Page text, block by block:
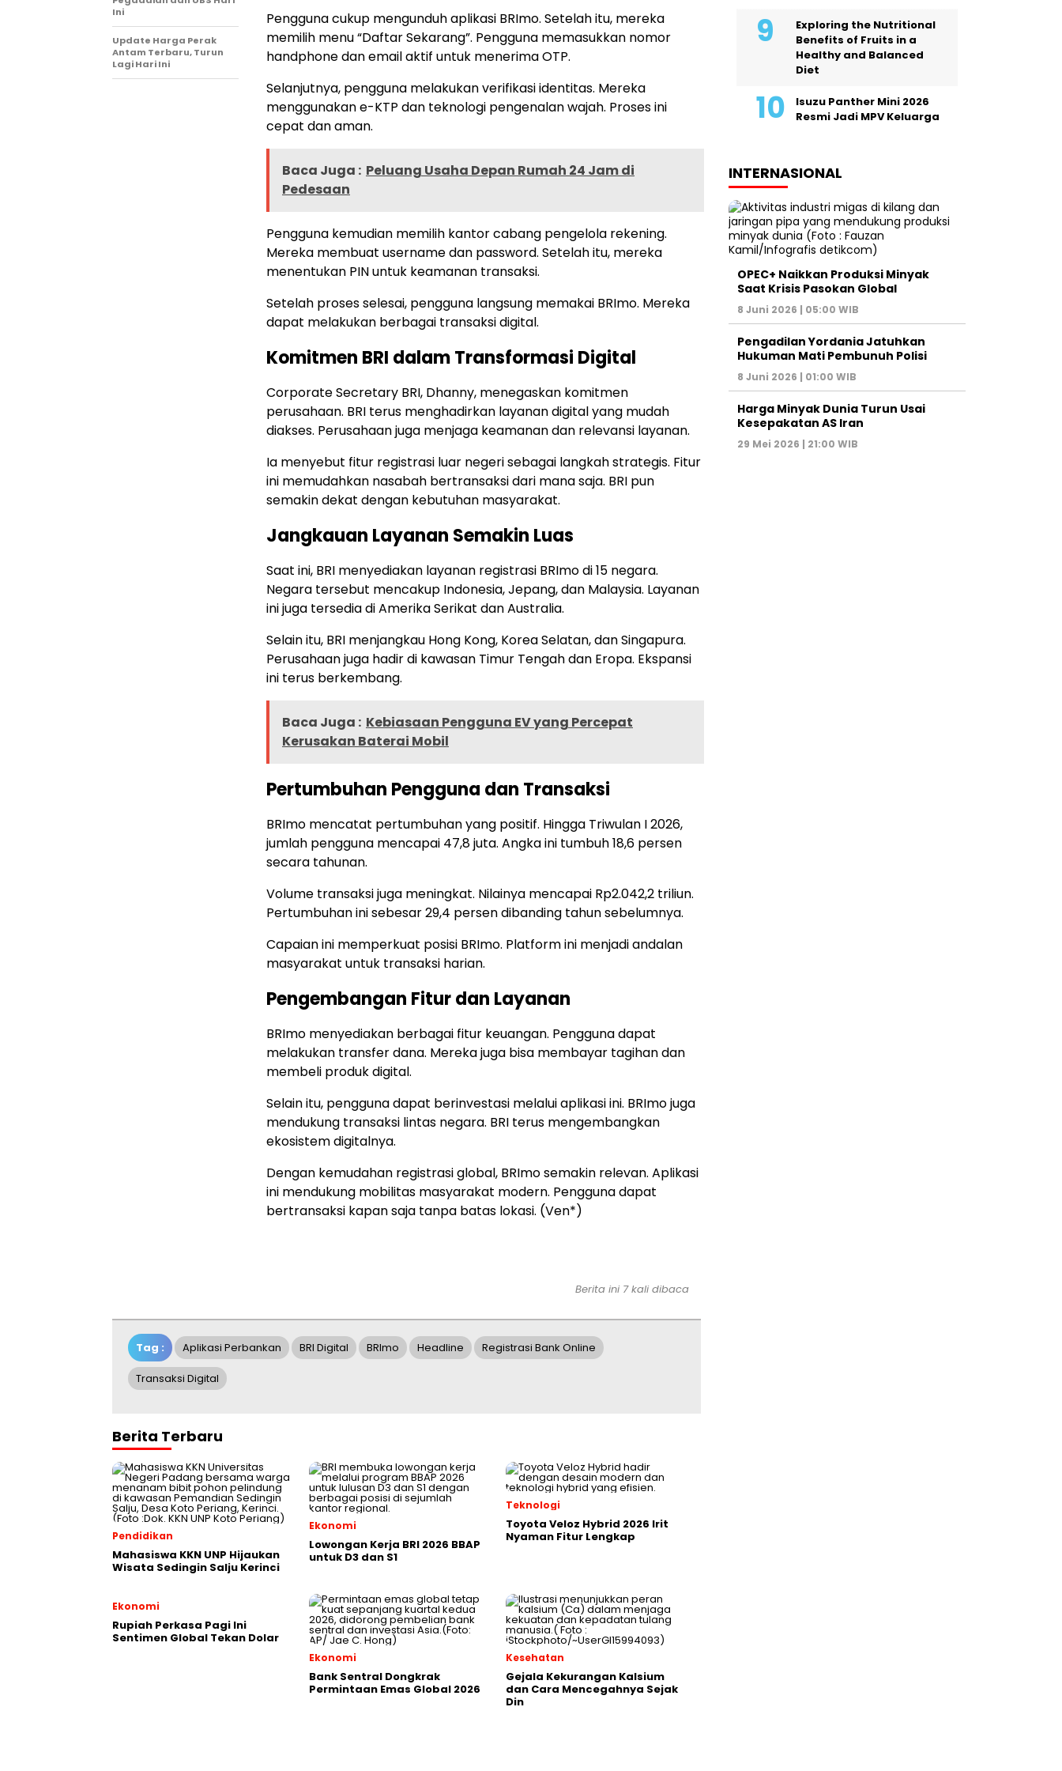
Pengguna cukup mengunduh aplikasi BRImo. Setelah itu, mereka
memilih menu “Daftar Sekarang”. Pengguna memasukkan nomor
handphone dan email aktif untuk menerima OTP.
Selanjutnya, pengguna melakukan verifikasi identitas. Mereka
menggunakan e-KTP dan teknologi pengenalan wajah. Proses ini
cepat dan aman.
Baca Juga : Peluang Usaha Depan Rumah 24 Jam di
Pedesaan
Pengguna kemudian memilih kantor cabang pengelola rekening.
Mereka membuat username dan password. Setelah itu, mereka
menentukan PIN untuk keamanan transaksi.
Setelah proses selesai, pengguna langsung memakai BRImo. Mereka
dapat melakukan berbagai transaksi digital.
Komitmen BRI dalam Transformasi Digital
Corporate Secretary BRI, Dhanny, menegaskan komitmen
perusahaan. BRI terus menghadirkan layanan digital yang mudah
diakses. Perusahaan juga menjaga keamanan dan relevansi layanan.
Ia menyebut fitur registrasi luar negeri sebagai langkah strategis. Fitur
ini memudahkan nasabah bertransaksi dari mana saja. BRI pun
semakin dekat dengan kebutuhan masyarakat.
Jangkauan Layanan Semakin Luas
Saat ini, BRI menyediakan layanan registrasi BRImo di 15 negara.
Negara tersebut mencakup Indonesia, Jepang, dan Malaysia. Layanan
ini juga tersedia di Amerika Serikat dan Australia.
Selain itu, BRI menjangkau Hong Kong, Korea Selatan, dan Singapura.
Perusahaan juga hadir di kawasan Timur Tengah dan Eropa. Ekspansi
ini terus berkembang.
Baca Juga : Kebiasaan Pengguna EV yang Percepat
Kerusakan Baterai Mobil
Pertumbuhan Pengguna dan Transaksi
BRImo mencatat pertumbuhan yang positif. Hingga Triwulan I 2026,
jumlah pengguna mencapai 47,8 juta. Angka ini tumbuh 18,6 persen
secara tahunan.
Volume transaksi juga meningkat. Nilainya mencapai Rp2.042,2 triliun.
Pertumbuhan ini sebesar 29,4 persen dibanding tahun sebelumnya.
Capaian ini memperkuat posisi BRImo. Platform ini menjadi andalan
masyarakat untuk transaksi harian.
Pengembangan Fitur dan Layanan
BRImo menyediakan berbagai fitur keuangan. Pengguna dapat
melakukan transfer dana. Mereka juga bisa membayar tagihan dan
membeli produk digital.
Selain itu, pengguna dapat berinvestasi melalui aplikasi ini. BRImo juga
mendukung transaksi lintas negara. BRI terus mengembangkan
ekosistem digitalnya.
Dengan kemudahan registrasi global, BRImo semakin relevan. Aplikasi
ini mendukung mobilitas masyarakat modern. Pengguna dapat
bertransaksi kapan saja tanpa batas lokasi. (Ven*)
Ini
Update Harga Perak
Antam Terbaru, Turun
Lagi Hari Ini
Berita ini 7 kali dibaca
Tag : Aplikasi Perbankan BRI Digital BRImo Headline Registrasi Bank Online
Transaksi Digital
Berita Terbaru
Pendidikan
Mahasiswa KKN UNP Hijaukan
Wisata Sedingin Salju Kerinci
Ekonomi
Lowongan Kerja BRI 2026 BBAP
untuk D3 dan S1
Teknologi
Toyota Veloz Hybrid 2026 Irit
Nyaman Fitur Lengkap
Ekonomi
Rupiah Perkasa Pagi Ini
Sentimen Global Tekan Dolar
Ekonomi
Bank Sentral Dongkrak
Permintaan Emas Global 2026
Kesehatan
Gejala Kekurangan Kalsium
dan Cara Mencegahnya Sejak
Din
Exploring the Nutritional
Benefits of Fruits in a
Healthy and Balanced
Diet
Isuzu Panther Mini 2026
Resmi Jadi MPV Keluarga
INTERNASIONAL
OPEC+ Naikkan Produksi Minyak
Saat Krisis Pasokan Global
8 Juni 2026 | 05:00 WIB
Pengadilan Yordania Jatuhkan
Hukuman Mati Pembunuh Polisi
8 Juni 2026 | 01:00 WIB
Harga Minyak Dunia Turun Usai
Kesepakatan AS Iran
29 Mei 2026 | 21:00 WIB